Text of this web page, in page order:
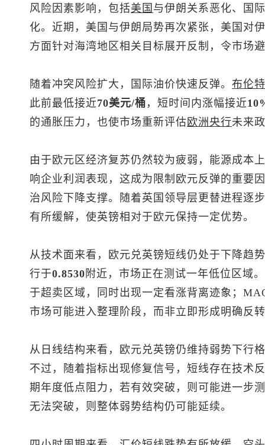
风险因素影响，包括美国 与伊朗关系恶化、国
化。近期，美国与伊朗局势再次紧张，美国对
方面针对海湾地区相关目标展开反制，令市场
随着冲突风险扩大，国际油价快速反弹。 布伦特
此前最低接近70美元/桶 ，短时间内涨幅接近
的通胀压力，也使市场重新评估欧洲央行未来
由于欧元区经济复苏仍然较为疲弱，能源成本
响企业利润表现，这成为限制欧元反弹的重要
治风险下降支撑。随着英国领导层更替进程逐
有所缓解，使英镑相对于欧元保持一定优势。
从技术面来看，欧元兑英镑短线仍处于下降趋
行于0.8530 附近，市场正在测试一年低位区域
于超卖区域，同时出现一定看涨背离迹象；
市场可能进入整理阶段，而非立即形成明确反
从日线结构来看，欧元兑英镑仍维持弱势下行
不过，随着指标出现修复信号，短线存在技术
期年度低点阻力，若有效突破，则可能进一步
无法突破，则整体弱势结构仍可能延续。